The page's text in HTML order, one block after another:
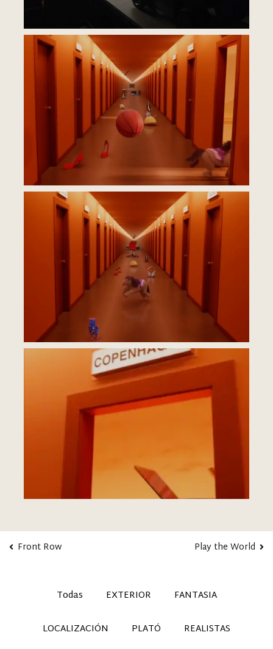
Front Row Play the World
Todas EXTERIOR FANTASIA
LOCALIZACIÓN PLATÓ REALISTAS